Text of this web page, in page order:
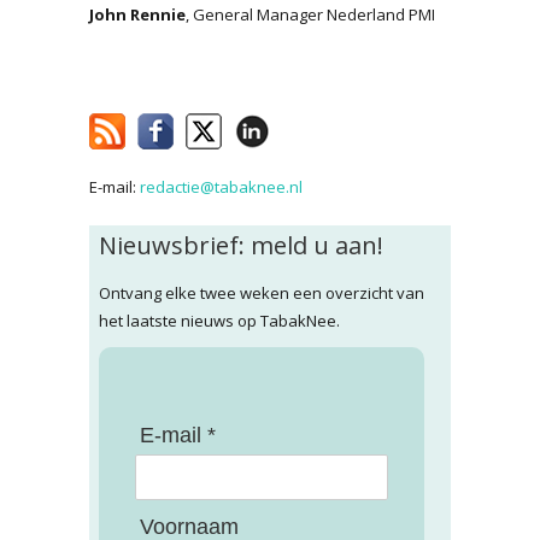
John Rennie, General Manager Nederland PMI
E-mail: redactie@tabaknee.nl
Nieuwsbrief: meld u aan!
Ontvang elke twee weken een overzicht van
het laatste nieuws op TabakNee.
E-mail *
Voornaam